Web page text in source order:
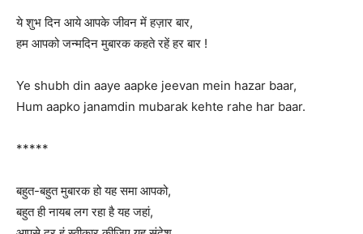
ये शुभ दिन आये आपके जीवन में हज़ार बार,
हम आपको जन्मदिन मुबारक कहते रहें हर बार !
Ye shubh din aaye aapke jeevan mein hazar baar,
Hum aapko janamdin mubarak kehte rahe har baar.
*****
बहुत-बहुत मुबारक हो यह समा आपको,
बहुत ही नायब लग रहा है यह जहां,